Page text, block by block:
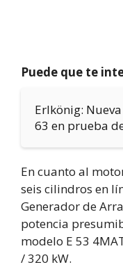
Puede que te
Erlkönig:
63 en prueba
En cuanto al
seis cilindros en
Generador de
potencia
modelo E 53
/ 320 kW.